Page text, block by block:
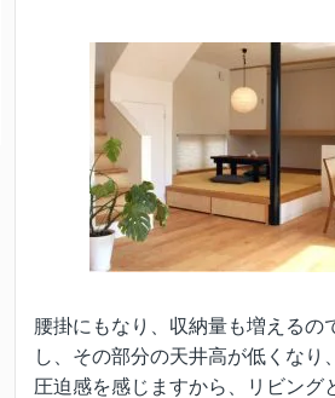
腰掛にもなり、収納量も増えるの
し、その部分の天井高が低くなり
圧迫感を感じますから、リビング